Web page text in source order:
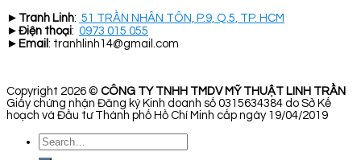
► Tranh Linh: 51 TRẦN NHÂN TÔN, P.9, Q.5, TP. HCM
► Điện thoại: 0973 015 055
► Email : tranhlinh14@gmail.com
Copyright 2026 © CÔNG TY TNHH TMDV MỸ THUẬT LINH TRẦN
Giấy chứng nhận Đăng ký Kinh doanh số 0315634384 do Sở Kế
hoạch và Đầu tư Thành phố Hồ Chí Minh cấp ngày 19/04/2019
Search
for: